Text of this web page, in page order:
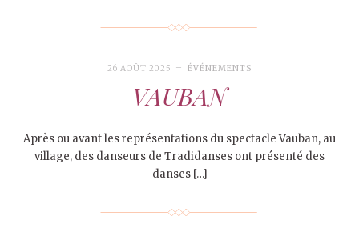
26 AOÛT 2025 ÉVÉNEMENTS
VAUBAN
Après ou avant les représentations du spectacle Vauban, au
village, des danseurs de Tradidanses ont présenté des
danses […]